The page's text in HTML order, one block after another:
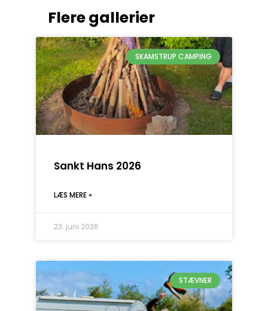
Flere gallerier
SKAMSTRUP CAMPING
Sankt Hans 2026
LÆS MERE »
23. juni 2026
STÆVNER